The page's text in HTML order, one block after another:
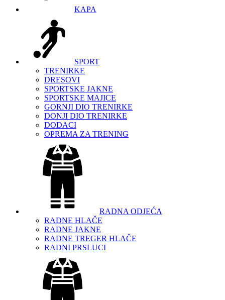
KAPA
SPORT
TRENIRKE
DRESOVI
SPORTSKE JAKNE
SPORTSKE MAJICE
GORNJI DIO TRENIRKE
DONJI DIO TRENIRKE
DODACI
OPREMA ZA TRENING
RADNA ODJEĆA
RADNE HLAČE
RADNE JAKNE
RADNE TREGER HLAČE
RADNI PRSLUCI